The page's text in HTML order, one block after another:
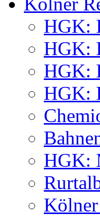
HGK:
HGK:
HGK:
HGK:
HGK: